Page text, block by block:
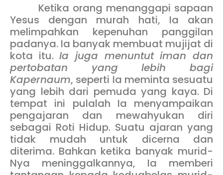
Ketika orang menanggapi sapaan
Yesus dengan murah hati, Ia akan
melimpahkan kepenuhan panggilan
padanya. Ia banyak membuat mujijat di
kota itu.Ia juga menuntut iman dan
pertobatan yang lebih bagi
Kapernaum, seperti Ia meminta sesuatu
yang lebih dari pemuda yang kaya. Di
tempat ini pulalah Ia menyampaikan
pengajaran dan mewahyukan diri
sebagai Roti Hidup. Suatu ajaran yang
tidak mudah untuk dicerna dan
diterima. Bahkan ketika banyak murid-
Nya meninggalkannya, Ia memberi